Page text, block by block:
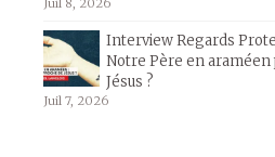
Interview Regards
Notre Père en
Jésus ?
Juil 7, 2026